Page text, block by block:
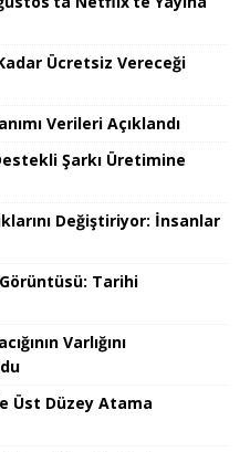
Ücretsiz Vereceği
Verileri Açıklandı
Şarkı Üretimine
Değiştiriyor: İnsanlar
Görüntüsü: Tarihi
Varlığını
Üst Düzey Atama